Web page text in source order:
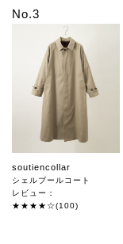
No.3
soutiencollar
シェルブールコート
レビュー：
★★★★☆(100)